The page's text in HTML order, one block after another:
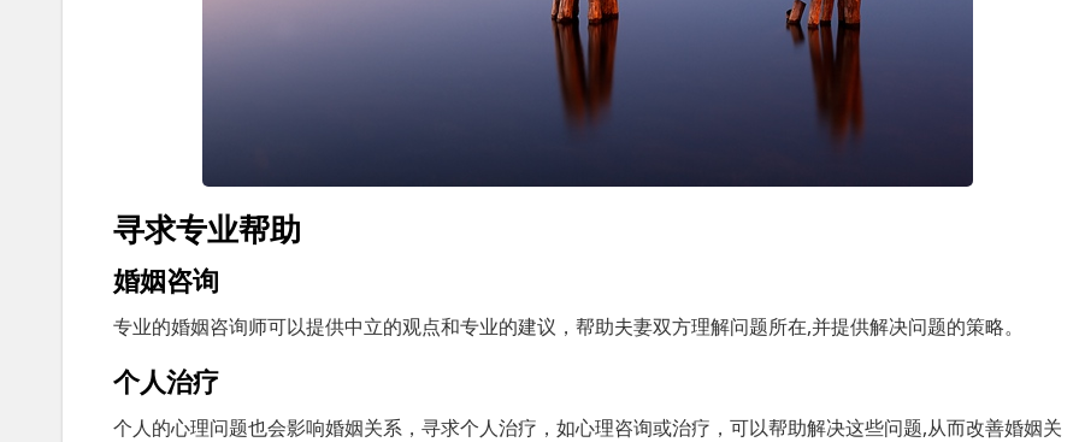
寻求专业帮助
婚姻咨询
专业的婚姻咨询师可以提供中立的观点和专业的建议，帮助夫妻双方理解问题所在,并提供解决问题的策略。
个人治疗
个人的心理问题也会影响婚姻关系，寻求个人治疗，如心理咨询或治疗，可以帮助解决这些问题,从而改善婚姻关